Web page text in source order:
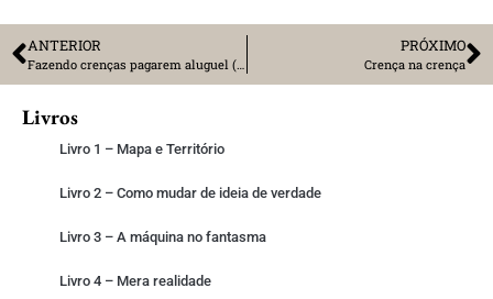
ANTERIOR
Fazendo crenças pagarem aluguel (em Experiências Antecipadas)
PRÓXIMO
Crença na crença
Livros
Livro 1 – Mapa e Território
Livro 2 – Como mudar de ideia de verdade
Livro 3 – A máquina no fantasma
Livro 4 – Mera realidade